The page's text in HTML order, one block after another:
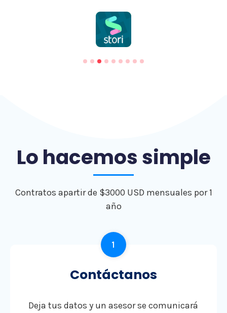
Lo hacemos simple
Contratos apartir de $3000 USD mensuales por 1
año
Contáctanos
Deja tus datos y un asesor se comunicará
1